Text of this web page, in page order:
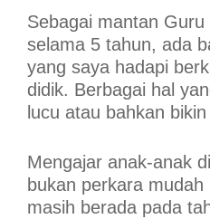
Sebagai mantan
selama 5 tahun, ada
yang saya hadapi
didik. Berbagai hal
lucu atau bahkan
Mengajar anak-anak
bukan perkara
masih berada pada